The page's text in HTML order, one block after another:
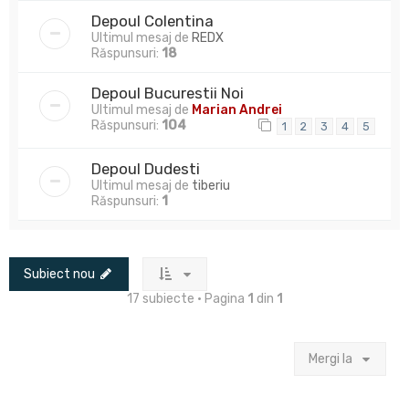
Depoul Colentina
Ultimul mesaj de REDX
Răspunsuri: 18
Depoul Bucurestii Noi
Ultimul mesaj de Marian Andrei
Răspunsuri: 104 1 2 3 4 5
Depoul Dudesti
Ultimul mesaj de tiberiu
Răspunsuri: 1
Subiect nou
17 subiecte • Pagina 1 din 1
Mergi la